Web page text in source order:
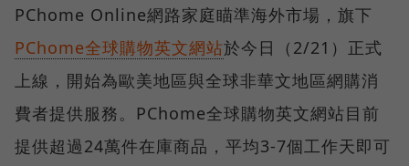
PChome Online網路家庭瞄準海外市場，旗下
PChome全球購物英文網站於今日（2/21）正式
上線，開始為歐美地區與全球非華文地區網購消
費者提供服務。PChome全球購物英文網站目前
提供超過24萬件在庫商品，平均3-7個工作天即可